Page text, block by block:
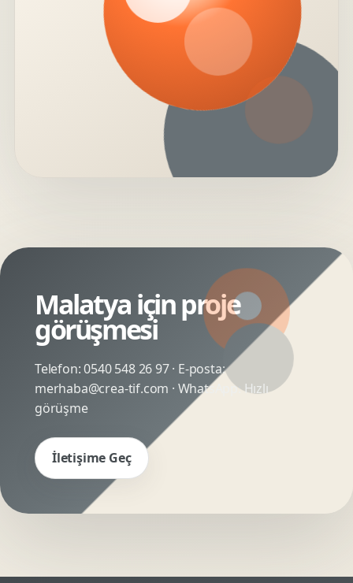
Malatya için proje
görüşmesi
Telefon:0540 548 26 97· E-posta:
merhaba@crea-tif.com · WhatsApp:Hızlı
görüşme
İletişime Geç